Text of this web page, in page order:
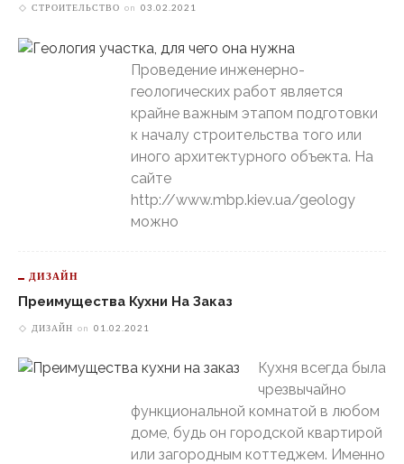
СТРОИТЕЛЬСТВО on 03.02.2021
Проведение инженерно-
геологических работ является
крайне важным этапом подготовки
к началу строительства того или
иного архитектурного объекта. На
сайте
http://www.mbp.kiev.ua/geology
можно
ДИЗАЙН
Преимущества Кухни На Заказ
ДИЗАЙН on 01.02.2021
Кухня всегда была
чрезвычайно
функциональной комнатой в любом
доме, будь он городской квартирой
или загородным коттеджем. Именно